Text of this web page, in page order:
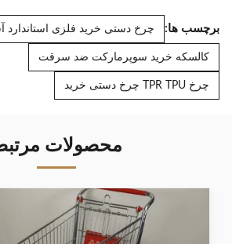
برچسب ها: چرخ دستی خرید فلزی استاندارد
کالسکه خرید سوپرمارکت ضد سرقت
چرخ TPR TPU چرخ دستی خرید
محصولات